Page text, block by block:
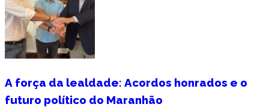
A força da lealdade: Acordos honrados e o
futuro político do Maranhão